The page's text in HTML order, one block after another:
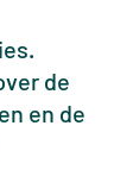
de
en de